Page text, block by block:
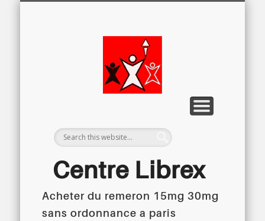
Centre Librex
Acheter du remeron 15mg 30mg
sans ordonnance a paris